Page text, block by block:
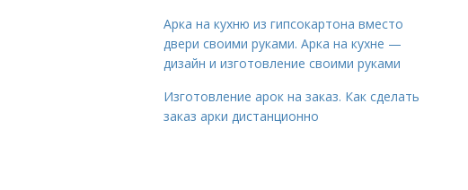
Арка на кухню из гипсокартона вместо
двери своими руками. Арка на кухне —
дизайн и изготовление своими руками
Изготовление арок на заказ. Как сделать
заказ арки дистанционно